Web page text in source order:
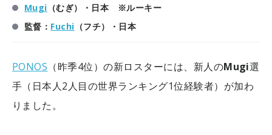
Mugi （むぎ）・日本 ※ルーキー
監督： Fuchi （フチ）・日本
PONOS （昨季4位）の新ロスターには、新人のMugi選
手（日本人2人目の世界ランキング1位経験者）が加わ
りました。